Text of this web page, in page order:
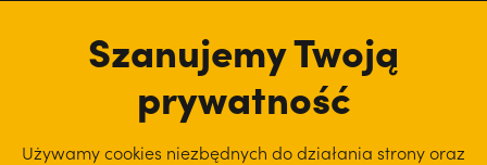
Szanujemy Twoją
prywatność
Używamy cookies niezbędnych do działania strony oraz